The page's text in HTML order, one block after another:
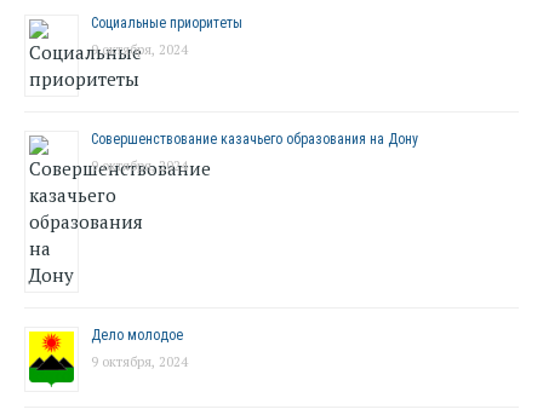
Социальные приоритеты
9 октября, 2024
Совершенствование казачьего образования на Дону
9 октября, 2024
Дело молодое
9 октября, 2024